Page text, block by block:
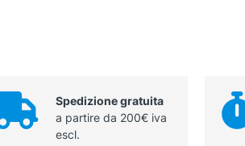
Spedizione gratuita
a partire da 200€ iva
escl.